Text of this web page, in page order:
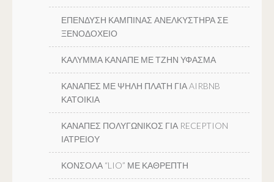
ΕΠΕΝΔΥΣΗ ΚΑΜΠΙΝΑΣ ΑΝΕΛΚΥΣΤΗΡΑ ΣΕ
ΞΕΝΟΔΟΧΕΙΟ
ΚΑΛΥΜΜΑ ΚΑΝΑΠΕ ΜΕ ΤΖΗΝ ΥΦΑΣΜΑ
ΚΑΝΑΠΕΣ ΜΕ ΨΗΛΗ ΠΛΑΤΗ ΓΙΑ AIRBNB
ΚΑΤΟΙΚΙΑ
ΚΑΝΑΠΕΣ ΠΟΛΥΓΩΝΙΚΟΣ ΓΙΑ RECEPTION
ΙΑΤΡΕΙΟΥ
ΚΟΝΣΟΛΑ “LIO” ΜΕ ΚΑΘΡΕΠΤΗ